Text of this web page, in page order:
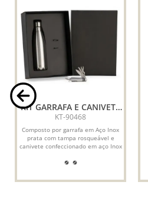
KIT GARRAFA E CANIVETE
11 FUNÇÕES - 2 PÇS
KT-90468
Composto por garrafa em Aço Inox
prata com tampa rosqueável e
canivete confeccionado em aço Inox